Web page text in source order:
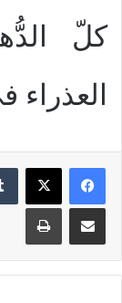
كلّ
مشاركة عبر البريد